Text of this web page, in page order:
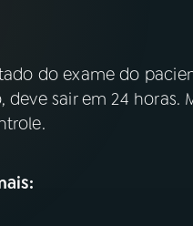
MÚSICA
NACIONAL
do exame do
deve sair em 24 horas.